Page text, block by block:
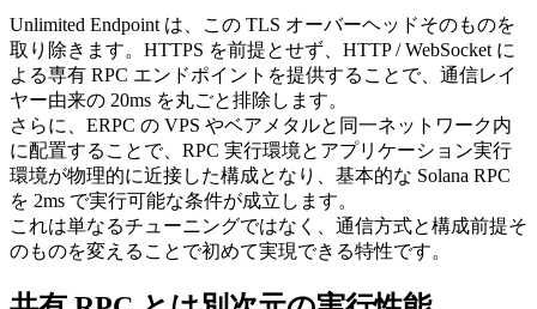
Unlimited Endpoint は、この TLS オーバーヘッドそのものを
取り除きます。HTTPS を前提とせず、HTTP / WebSocket に
よる専有 RPC エンドポイントを提供することで、通信レイ
ヤー由来の 20ms を丸ごと排除します。
さらに、ERPC の VPS やベアメタルと同一ネットワーク内
に配置することで、RPC 実行環境とアプリケーション実行
環境が物理的に近接した構成となり、基本的な Solana RPC
を 2ms で実行可能な条件が成立します。
これは単なるチューニングではなく、通信方式と構成前提そ
のものを変えることで初めて実現できる特性です。